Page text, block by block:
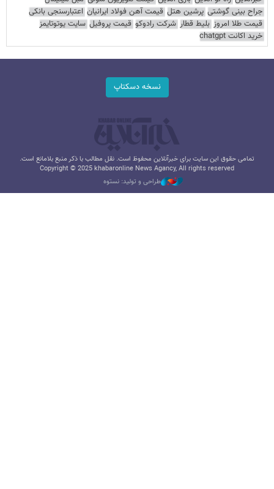
جراح بینی گوشتی پرشین هتل قیمت آهن فولاد ایرانیان اعتبارسنجی بانکی
قیمت طلا امروز بلیط قطار شرکت رادوکو قیمت پروفیل سایت یوتوتایمز
خرید اکانت chatgpt
نسخه دسکتاپ
تمامی حقوق این سایت برای خبرآنلاین محفوظ است. نقل مطالب با ذکر منبع بلامانع است.
Copyright © 2025 khabaronline News Agancy, All rights reserved
طراحی و تولید: نستوه